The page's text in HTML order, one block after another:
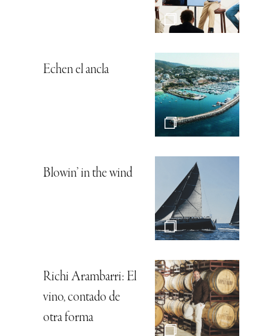
Echen el ancla
Blowin’ in the wind
Richi Arambarri: El
vino, contado de
otra forma